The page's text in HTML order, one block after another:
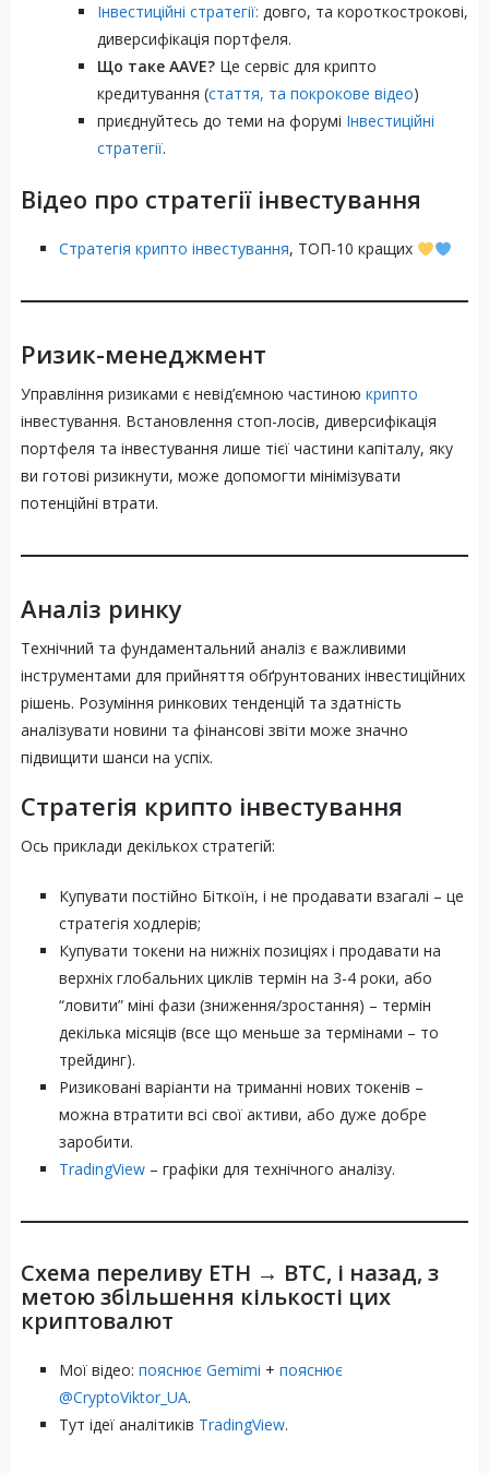
Інвестиційні стратегії: довго, та короткострокові,
диверсифікація портфеля.
Що таке AAVE?Це сервіс для крипто
кредитування (стаття, та покрокове відео)
приєднуйтесь до теми на форумі Інвестиційні
стратегії.
Відео про стратегії інвестування
Стратегія крипто інвестування, ТОП-10 кращих
Ризик-менеджмент
Управління ризиками є невід’ємною частиною крипто
інвестування. Встановлення стоп-лосів, диверсифікація
портфеля та інвестування лише тієї частини капіталу, яку
ви готові ризикнути, може допомогти мінімізувати
потенційні втрати.
Аналіз ринку
Технічний та фундаментальний аналіз є важливими
інструментами для прийняття обґрунтованих інвестиційних
рішень. Розуміння ринкових тенденцій та здатність
аналізувати новини та фінансові звіти може значно
підвищити шанси на успіх.
Стратегія крипто інвестування
Ось приклади декількох стратегій:
Купувати постійно Біткоїн, і не продавати взагалі – це
стратегія ходлерів;
Купувати токени на нижніх позиціях і продавати на
верхніх глобальних циклів термін на 3-4 роки, або
“ловити” міні фази (зниження/зростання) – термін
декілька місяців (все що меньше за термінами – то
трейдинг).
Ризиковані варіанти на триманні нових токенів –
можна втратити всі свої активи, або дуже добре
заробити.
TradingView– графіки для технічного аналізу.
Схема переливу ETH → BTC, і назад, з
метою збільшення кількості цих
криптовалют
Мої відео: пояснює Gemimi + пояснює
@CryptoViktor_UA.
Тут ідеї аналітиків TradingView.